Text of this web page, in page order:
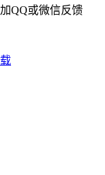
QQ或微信反馈